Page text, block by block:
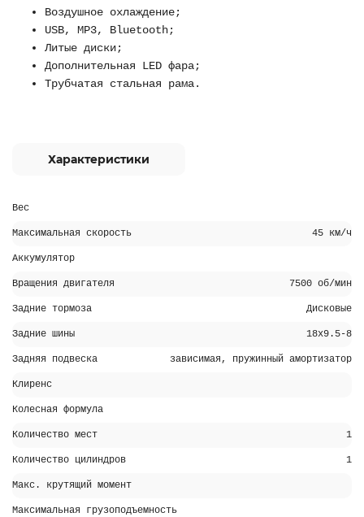
Воздушное охлаждение;
USB, MP3, Bluetooth;
Литые диски;
Дополнительная LED фара;
Трубчатая стальная рама.
Характеристики
Вес
Максимальная скорость 45 км/ч
Аккумулятор
Вращения двигателя 7500 об/мин
Задние тормоза Дисковые
Задние шины 18х9.5-8
Задняя подвеска зависимая, пружинный амортизатор
Клиренс
Колесная формула
Количество мест 1
Количество цилиндров 1
Макс. крутящий момент
Максимальная грузоподъемность